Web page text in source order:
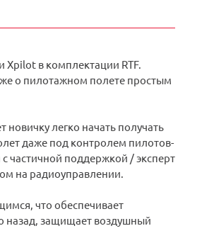
в комплектации RTF.
о пилотажном полете простым
легко начать получать
даже под контролем пилотов-
частичной поддержкой / эксперт
на радиоуправлении.
что обеспечивает
назад, защищает воздушный